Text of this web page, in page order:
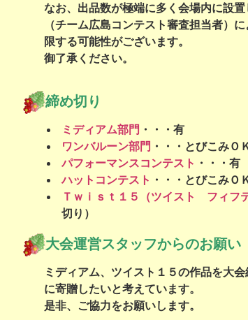
なお、出品数が極端に多く会場内に設
（チーム広島コンテスト審査担当者）
限する可能性がございます。
御了承ください。
締め切り
ミディアム部門 ・・・有
ワンバルーン部門 ・・・とびこみＯ
パフォーマンスコンテスト ・・・有
ハットコンテスト ・・・とびこみＯ
Ｔｗｉｓｔ１５（ツイスト フィフ
切り）
大会運営スタッフからのお願い
ミディアム、ツイスト１５の作品を大
に寄贈したいと考えています。
是非、ご協力をお願いします。